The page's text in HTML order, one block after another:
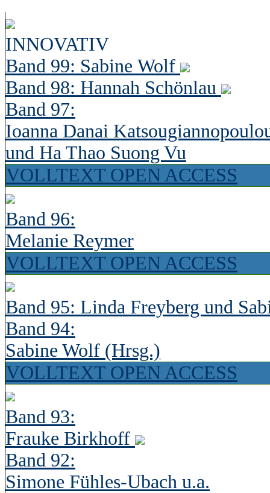
INNOVATIV
Band 99: Sabine Wolf
Band 98: Hannah Schönlau
Band 97:
Ioanna Danai
und Ha Thao Suong Vu
VOLLTEXT OPEN ACCESS
Band 96:
Melanie Reymer
VOLLTEXT OPEN ACCESS
Band 95: Linda Freyberg und
Band 94:
Sabine Wolf (Hrsg.)
VOLLTEXT OPEN ACCESS
Band 93:
Frauke Birkhoff
Band 92:
Simone Fühles-Ubach u.a.